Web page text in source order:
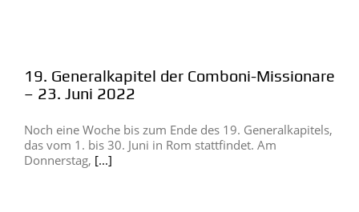
19. Generalkapitel der Comboni-Missionare
– 23. Juni 2022
Noch eine Woche bis zum Ende des 19. Generalkapitels,
das vom 1. bis 30. Juni in Rom stattfindet. Am
Donnerstag, [...]